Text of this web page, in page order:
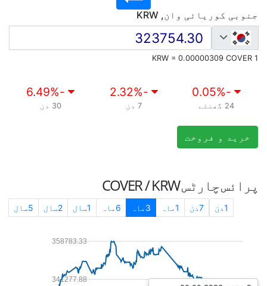
جنوبی کوریائی وان, KRW
1 KRW = 0.00000309 COVER
-0.05
%
24 گھنٹے
-2.32
%
7 دن
-6.49
%
30 دن
خرید و فروخت
پرائس چارٹسCOVER / KRW
1دن 7دن 1ماہ 3ماہ 6ماہ 1سال 2سال 5سال
341277.88
358783.33